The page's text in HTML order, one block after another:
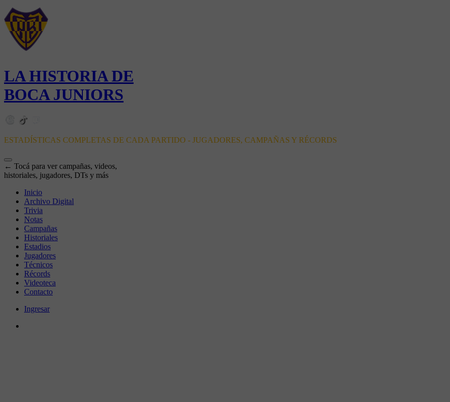
LA HISTORIA DE
BOCA JUNIORS
ESTADÍSTICAS COMPLETAS DE CADA PARTIDO - JUGADORES, CAMPAÑAS Y RÉCORDS
← Tocá para ver campañas, videos,
historiales, jugadores, DTs y más
Inicio
Archivo Digital
Trivia
Notas
Campañas
Historiales
Estadios
Jugadores
Técnicos
Récords
Videoteca
Contacto
Ingresar